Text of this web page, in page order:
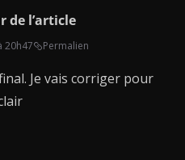
de l’article
20h47 Permalien
Je vais corriger pour